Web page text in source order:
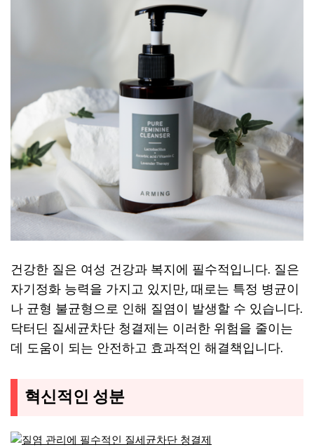
건강한 질은 여성 건강과 복지에 필수적입니다. 질은
자기정화 능력을 가지고 있지만, 때로는 특정 병균이
나 균형 불균형으로 인해 질염이 발생할 수 있습니다.
닥터딘 질세균차단 청결제는 이러한 위험을 줄이는
데 도움이 되는 안전하고 효과적인 해결책입니다.
혁신적인 성분